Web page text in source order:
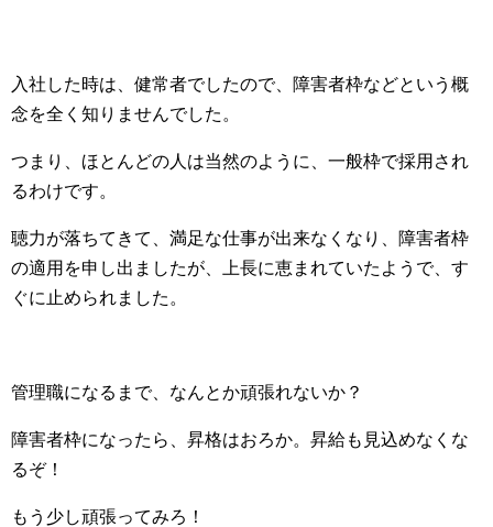
入社した時は、健常者でしたので、障害者枠などという概
念を全く知りませんでした。
つまり、ほとんどの人は当然のように、一般枠で採用され
るわけです。
聴力が落ちてきて、満足な仕事が出来なくなり、障害者枠
の適用を申し出ましたが、上長に恵まれていたようで、す
ぐに止められました。
管理職になるまで、なんとか頑張れないか？
障害者枠になったら、昇格はおろか。昇給も見込めなくな
るぞ！
もう少し頑張ってみろ！